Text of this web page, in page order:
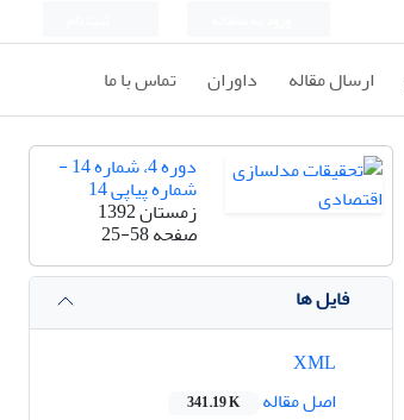
ارسال مقاله داوران تماس با ما
دوره 4، شماره 14 -
شماره پیاپی 14
زمستان 1392
صفحه25-58
فایل ها
اصل مقاله
341.19 K